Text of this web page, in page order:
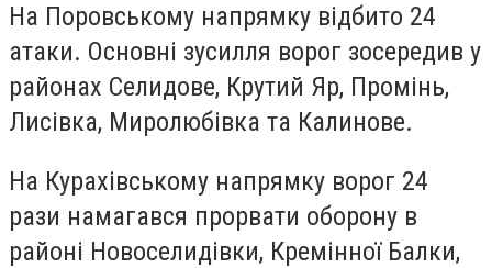
На Поровському напрямку відбито 24
атаки. Основні зусилля ворог зосередив у
районах Селидове, Крутий Яр, Промінь,
Лисівка, Миролюбівка та Калинове.
На Курахівському напрямку ворог 24
рази намагався прорвати оборону в
районі Новоселидівки, Кремінної Балки,